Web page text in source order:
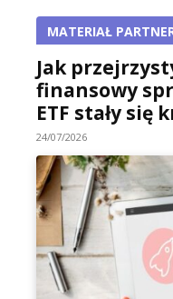
MATERIAŁ
Jak
finansowy
ETF stały się
24/07/2026